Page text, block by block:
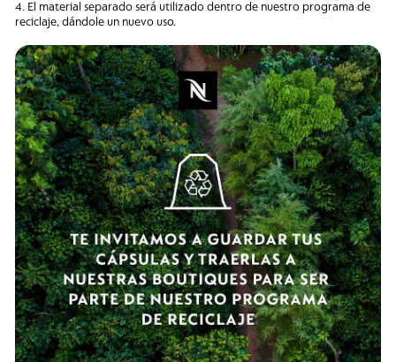
4. El material separado será utilizado dentro de nuestro programa de
reciclaje, dándole un nuevo uso.